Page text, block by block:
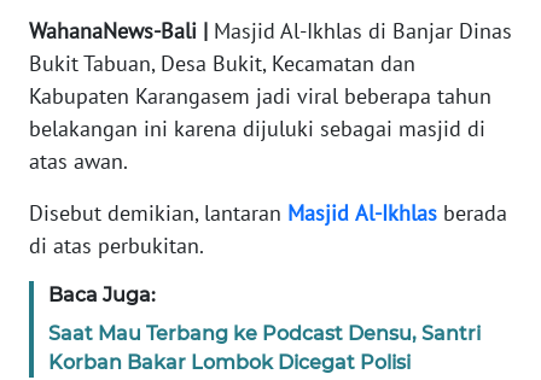
WahanaNews-Bali | Masjid Al-Ikhlas di Banjar Dinas
Bukit Tabuan, Desa Bukit, Kecamatan dan
Kabupaten Karangasem jadi viral beberapa tahun
belakangan ini karena dijuluki sebagai masjid di
atas awan.
Disebut demikian, lantaran Masjid Al-Ikhlas berada
di atas perbukitan.
Baca Juga:
Saat Mau Terbang ke Podcast Densu, Santri
Korban Bakar Lombok Dicegat Polisi
REDAKSI
KARIR
Wahana
News
Regional
WN